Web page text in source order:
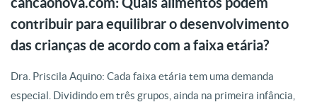
contribuir para equilibrar o desenvolvimento
das crianças de acordo com a faixa etária?
Dra. Priscila Aquino: Cada faixa etária tem uma demanda
especial. Dividindo em três grupos, ainda na primeira infância,